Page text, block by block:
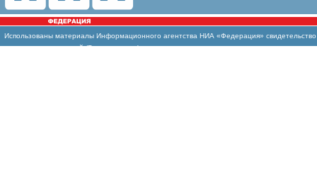
Использованы материалы Информационного агентства НИА «Федерация»
массовых коммуникаций (Роскомнадзор)